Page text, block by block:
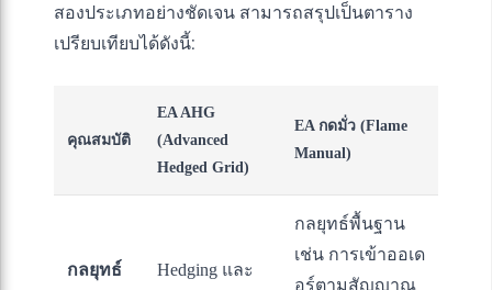
สองประเภทอย่างชัดเจน สามารถสรุปเป็นตาราง
เปรียบเทียบได้ดังนี้:
คุณสมบัติ
EA AHG
(Advanced
Hedged Grid)
EA กดมั่ว (Flame
Manual)
กลยุทธ์
Hedging และ
กลยุทธ์พื้นฐาน
เช่น การเข้าออเด
อร์ตามสัญญาณ